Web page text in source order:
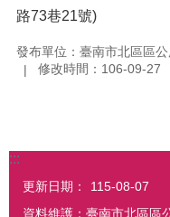
路73巷21號)
發布單位：臺南市北區區
修改時間：106-09-27
:::
更新日期：
115-08-07
資料維護：臺南市北區區